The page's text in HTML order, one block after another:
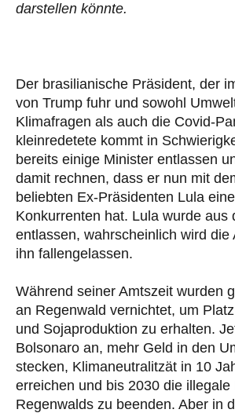
darstellen könnte.
Der brasilianische Präsident, der
von Trump fuhr und sowohl
Klimafragen als auch die Covid-
kleinredetete kommt in
bereits einige Minister entlassen
damit rechnen, dass er nun mit
beliebten Ex-Präsidenten Lula
Konkurrenten hat. Lula wurde aus
entlassen, wahrscheinlich wird die
ihn fallengelassen.
Während seiner Amtszeit wurden
an Regenwald vernichtet, um
und Sojaproduktion zu erhalten.
Bolsonaro an, mehr Geld in den
stecken, Klimaneutralitzät in 10
erreichen und bis 2030 die illegale
Regenwalds zu beenden. Aber in